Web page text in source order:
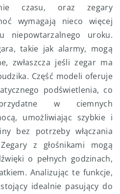
czasu, oraz zegary
wymagają nieco więcej
niepowtarzalnego uroku.
takie jak alarmy, mogą
zwłaszcza jeśli zegar ma
Część modeli oferuje
podświetlenia, co
w ciemnych
umożliwiając szybkie i
bez potrzeby włączania
z głośnikami mogą
o pełnych godzinach,
Analizując te funkcje,
idealnie pasujący do